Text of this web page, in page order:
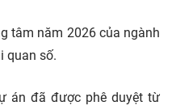
tâm năm 2026 của ngành
quan số.
án đã được phê duyệt từ